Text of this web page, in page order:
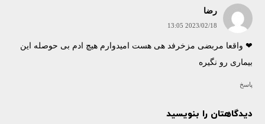
رضا
2023/02/18 13:05
❤ واقعا مربضی مزخرفد هی هست امیدوارم هیچ ادم بی حوصله این
بیماری رو نگیره
پاسخ
دیدگاهتان را بنویسید